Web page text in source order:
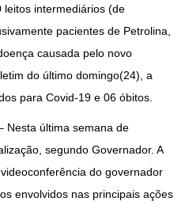
intermediários (de
pacientes de Petrolina,
causada pelo novo
do último domingo(24), a
para Covid-19 e 06 óbitos.
Nesta última semana de
segundo Governador. A
do governador
envolvidos nas principais ações